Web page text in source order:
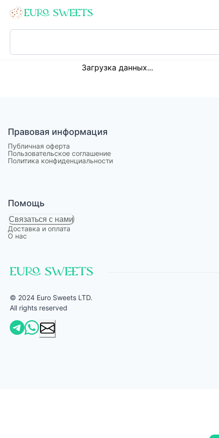
Loading...
Загрузка данных...
Правовая информация
Публичная оферта
Пользовательское соглашение
Политика конфиденциальности
Помощь
Связаться с нами
Доставка и оплата
О нас
© 2024 Euro Sweets LTD.
All rights reserved